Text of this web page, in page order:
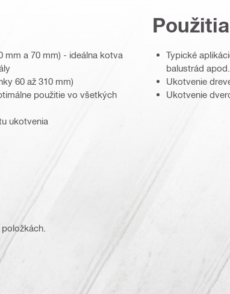
mm a 70 mm) - ideálna kotva
60 až 310 mm)
použitie vo všetkých
ukotvenia
Použitia
Typické
balustrád apod.
Ukotvenie
Ukotvenie